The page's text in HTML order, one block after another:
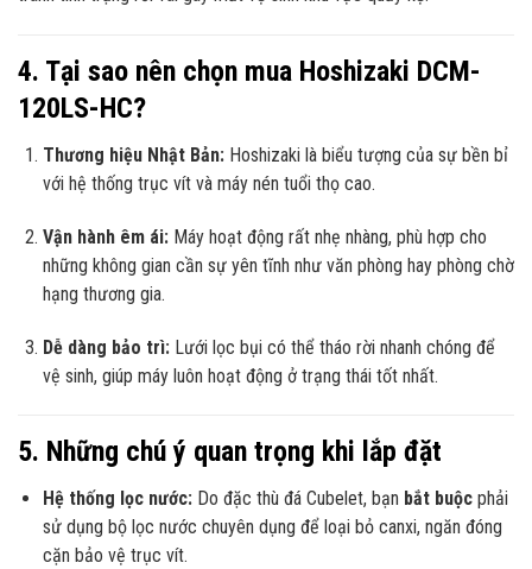
4. Tại sao nên chọn mua Hoshizaki DCM-
120LS-HC?
Thương hiệu Nhật Bản:Hoshizaki là biểu tượng của sự bền bỉ
với hệ thống trục vít và máy nén tuổi thọ cao.
Vận hành êm ái:Máy hoạt động rất nhẹ nhàng, phù hợp cho
những không gian cần sự yên tĩnh như văn phòng hay phòng chờ
hạng thương gia.
Dễ dàng bảo trì:Lưới lọc bụi có thể tháo rời nhanh chóng để
vệ sinh, giúp máy luôn hoạt động ở trạng thái tốt nhất.
5. Những chú ý quan trọng khi lắp đặt
Hệ thống lọc nước:Do đặc thù đá Cubelet, bạn bắt buộcphải
sử dụng bộ lọc nước chuyên dụng để loại bỏ canxi, ngăn đóng
cặn bảo vệ trục vít.